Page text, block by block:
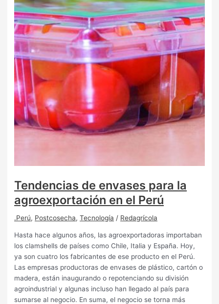
Tendencias de envases para la
agroexportación en el Perú
.Perú, Postcosecha,Tecnología / Redagrícola
Hasta hace algunos años, las agroexportadoras importaban
los clamshells de países como Chile, Italia y España. Hoy,
ya son cuatro los fabricantes de ese producto en el Perú.
Las empresas productoras de envases de plástico, cartón o
madera, están inaugurando o repotenciando su división
agroindustrial y algunas incluso han llegado al país para
sumarse al negocio. En suma, el negocio se torna más